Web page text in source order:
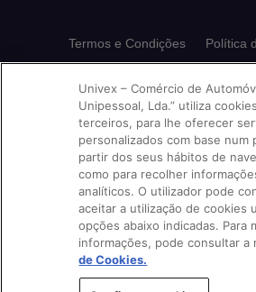
Termos e Condições Política
Livro de
Siga-nos
Univex – Comércio de
Unipessoal, Lda.” utiliza
terceiros, para lhe oferecer
personalizados com base num
partir dos seus hábitos de
como para recolher
analíticos. O utilizador pode
aceitar a utilização de cookies
opções abaixo indicadas. Para
informações, pode consultar a
de Cookies.